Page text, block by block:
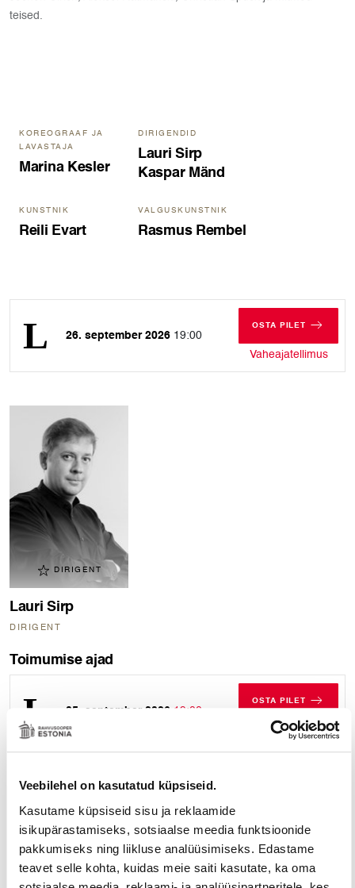
Veebilehel on kasutatud küpsiseid.
Kasutame küpsiseid sisu ja reklaamide
isikupärastamiseks, sotsiaalse meedia funktsioonide
pakkumiseks ning liikluse analüüsimiseks. Edastame
teavet selle kohta, kuidas meie saiti kasutate, ka oma
teised.
KOREOGRAAF JA
LAVASTAJA
Marina Kesler
DIRIGENDID
Lauri Sirp
Kaspar Mänd
KUNSTNIK
Reili Evart
VALGUSKUNSTNIK
Rasmus Rembel
26. september 2026 19:00
OSTA PILET
Vaheajatellimus
DIRIGENT
Lauri Sirp
DIRIGENT
Toimumise ajad
05. september 2026 19:00
OSTA PILET
Vaheajatellimus
Soodustus EV
26. september 2026 19:00
OSTA PILET
Vaheajatellimus